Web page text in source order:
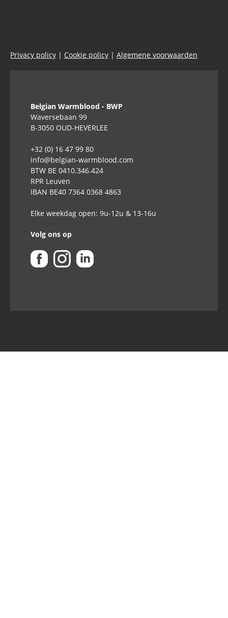
Privacy policy | Cookie policy | Algemene voorwaarden
Belgian Warmblood - BWP
Waversebaan 99
B-3050 OUD-HEVERLEE
+32 (0) 16 47 99 80
info@belgian-warmblood.com
BTW BE 0410.346.424
RPR Leuven
IBAN BE40 7364 0368 4863
Elke weekdag open: 9u-12u & 13-16u
Volg ons op